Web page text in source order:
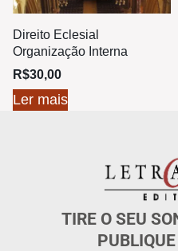
Direito Eclesial
Organização Interna
R$30,00
Ler mais
TIRE O SEU